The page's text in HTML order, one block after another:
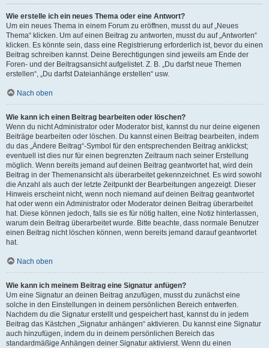
Wie erstelle ich ein neues Thema oder eine Antwort?
Um ein neues Thema in einem Forum zu eröffnen, musst du auf „Neues
Thema“ klicken. Um auf einen Beitrag zu antworten, musst du auf „Antworten“
klicken. Es könnte sein, dass eine Registrierung erforderlich ist, bevor du einen
Beitrag schreiben kannst. Deine Berechtigungen sind jeweils am Ende der
Foren- und der Beitragsansicht aufgelistet. Z. B. „Du darfst neue Themen
erstellen“, „Du darfst Dateianhänge erstellen“ usw.
Nach oben
Wie kann ich einen Beitrag bearbeiten oder löschen?
Wenn du nicht Administrator oder Moderator bist, kannst du nur deine eigenen
Beiträge bearbeiten oder löschen. Du kannst einen Beitrag bearbeiten, indem
du das „Ändere Beitrag“-Symbol für den entsprechenden Beitrag anklickst;
eventuell ist dies nur für einen begrenzten Zeitraum nach seiner Erstellung
möglich. Wenn bereits jemand auf deinen Beitrag geantwortet hat, wird dein
Beitrag in der Themenansicht als überarbeitet gekennzeichnet. Es wird sowohl
die Anzahl als auch der letzte Zeitpunkt der Bearbeitungen angezeigt. Dieser
Hinweis erscheint nicht, wenn noch niemand auf deinen Beitrag geantwortet
hat oder wenn ein Administrator oder Moderator deinen Beitrag überarbeitet
hat. Diese können jedoch, falls sie es für nötig halten, eine Notiz hinterlassen,
warum dein Beitrag überarbeitet wurde. Bitte beachte, dass normale Benutzer
einen Beitrag nicht löschen können, wenn bereits jemand darauf geantwortet
hat.
Nach oben
Wie kann ich meinem Beitrag eine Signatur anfügen?
Um eine Signatur an deinen Beitrag anzufügen, musst du zunächst eine
solche in den Einstellungen in deinem persönlichen Bereich entwerfen.
Nachdem du die Signatur erstellt und gespeichert hast, kannst du in jedem
Beitrag das Kästchen „Signatur anhängen“ aktivieren. Du kannst eine Signatur
auch hinzufügen, indem du in deinem persönlichen Bereich das
standardmäßige Anhängen deiner Signatur aktivierst. Wenn du einen